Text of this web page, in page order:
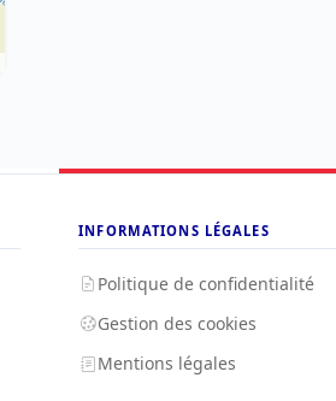
INFORMATIONS LÉGALES
Politique de confidentialité
Gestion des cookies
Mentions légales